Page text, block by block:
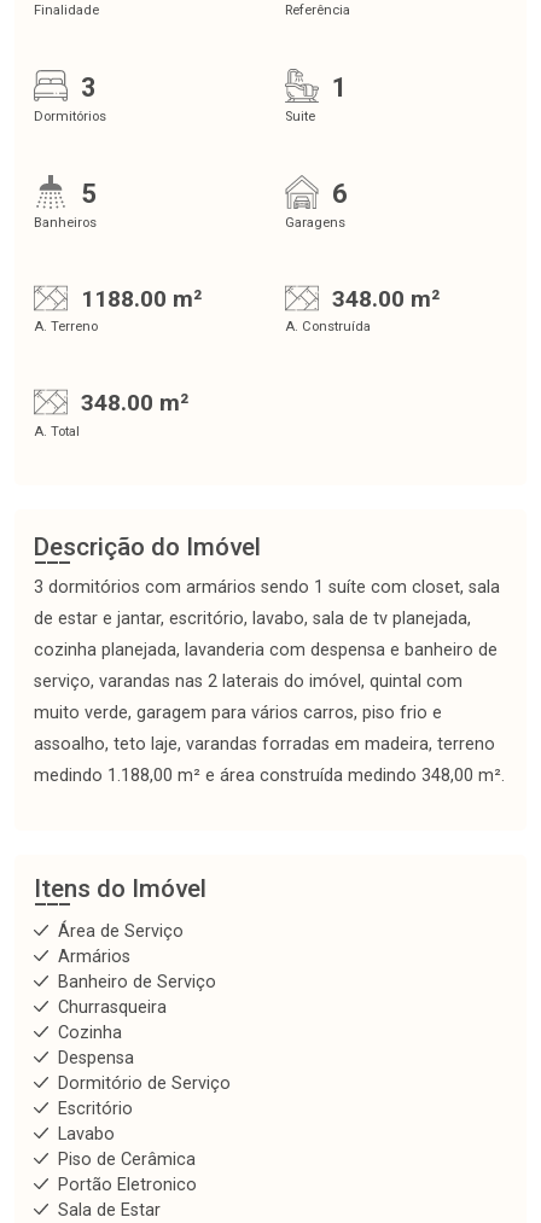
Finalidade Referência
3
Dormitórios
1
Suite
5
Banheiros
6
Garagens
1188.00 m²
A. Terreno
348.00 m²
A. Construída
348.00 m²
A. Total
Descrição do Imóvel
3 dormitórios com armários sendo 1 suíte com closet, sala
de estar e jantar, escritório, lavabo, sala de tv planejada,
cozinha planejada, lavanderia com despensa e banheiro de
serviço, varandas nas 2 laterais do imóvel, quintal com
muito verde, garagem para vários carros, piso frio e
assoalho, teto laje, varandas forradas em madeira, terreno
medindo 1.188,00 m² e área construída medindo 348,00 m².
Itens do Imóvel
Área de Serviço
Armários
Banheiro de Serviço
Churrasqueira
Cozinha
Despensa
Dormitório de Serviço
Escritório
Lavabo
Piso de Cerâmica
Portão Eletronico
Sala de Estar